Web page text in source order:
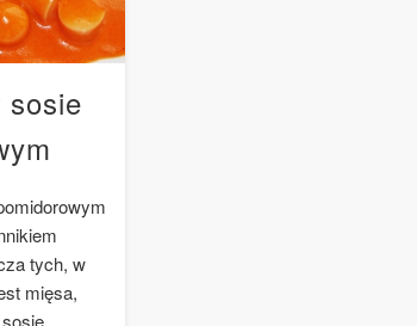
sosie
tych, w
mięsa,